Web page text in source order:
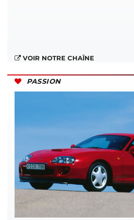
VOIR NOTRE CHAÎNE
PASSION